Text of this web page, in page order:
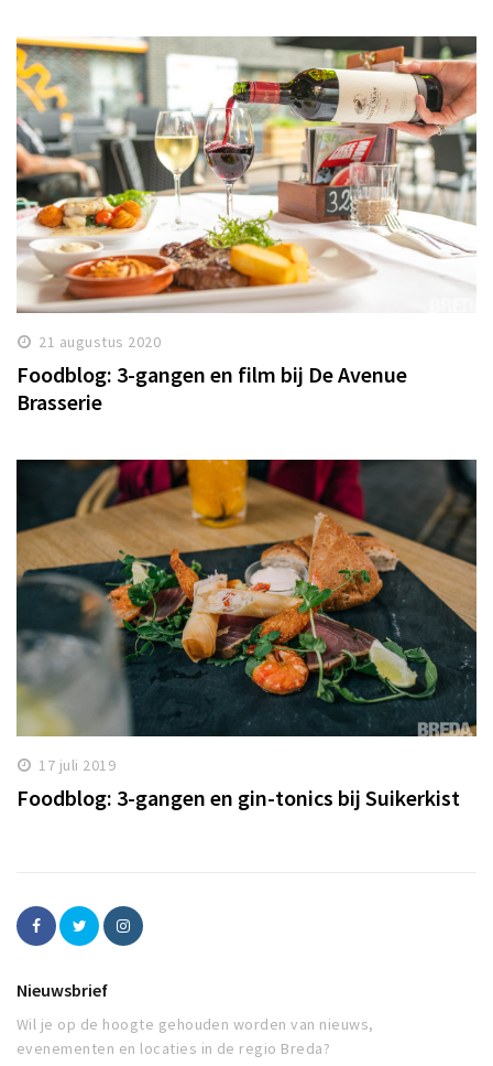
21 augustus 2020
Foodblog: 3-gangen en film bij De Avenue
Brasserie
17 juli 2019
Foodblog: 3-gangen en gin-tonics bij Suikerkist
Nieuwsbrief
Wil je op de hoogte gehouden worden van nieuws,
evenementen en locaties in de regio Breda?